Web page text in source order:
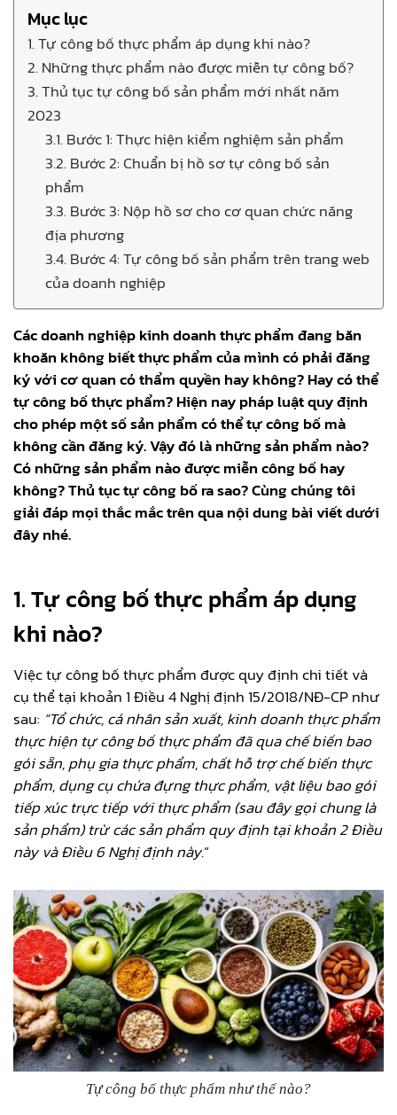
Mục lục
1. Tự công bố thực phẩm áp dụng khi nào?
2. Những thực phẩm nào được miễn tự công bố?
3. Thủ tục tự công bố sản phẩm mới nhất năm
2023
3.1. Bước 1: Thực hiện kiểm nghiệm sản phẩm
3.2. Bước 2: Chuẩn bị hồ sơ tự công bố sản
phẩm
3.3. Bước 3: Nộp hồ sơ cho cơ quan chức năng
địa phương
3.4. Bước 4: Tự công bố sản phẩm trên trang web
của doanh nghiệp
Các doanh nghiệp kinh doanh thực phẩm đang băn
khoăn không biết thực phẩm của mình có phải đăng
ký với cơ quan có thẩm quyền hay không? Hay có thể
tự công bố thực phẩm? Hiện nay pháp luật quy định
cho phép một số sản phẩm có thể tự công bố mà
không cần đăng ký. Vậy đó là những sản phẩm nào?
Có những sản phẩm nào được miễn công bố hay
không? Thủ tục tự công bố ra sao? Cùng chúng tôi
giải đáp mọi thắc mắc trên qua nội dung bài viết dưới
đây nhé.
1.Tự công bố thực phẩm áp dụng
khi nào?
Việc tự công bố thực phẩm được quy định chi tiết và
cụ thể tại khoản 1 Điều 4 Nghị định 15/2018/NĐ-CP như
sau: “Tổ chức, cá nhân sản xuất, kinh doanh thực phẩm
thực hiện tự công bố thực phẩm đã qua chế biến bao
gói sẵn, phụ gia thực phẩm, chất hỗ trợ chế biến thực
phẩm, dụng cụ chứa đựng thực phẩm, vật liệu bao gói
tiếp xúc trực tiếp với thực phẩm (sau đây gọi chung là
sản phẩm) trừ các sản phẩm quy định tại khoản 2 Điều
này và Điều 6 Nghị định này.“
Tự công bố thực phẩm như thế nào?